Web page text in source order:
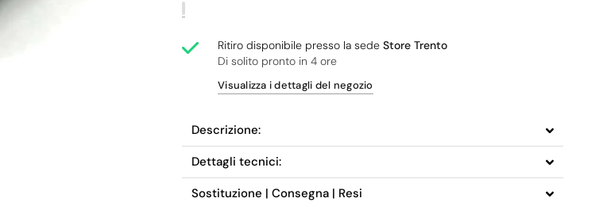
Ritiro disponibile presso la sedeStore Trento
Di solito pronto in 4 ore
Visualizza i dettagli del negozio
Descrizione:
Dettagli tecnici:
Sostituzione | Consegna | Resi